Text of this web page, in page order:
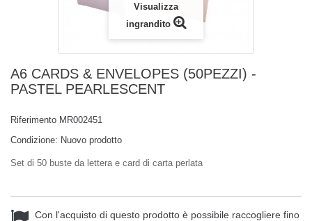
Visualizza
ingrandito
A6 CARDS & ENVELOPES (50PEZZI) -
PASTEL PEARLESCENT
Riferimento MR002451
Condizione: Nuovo prodotto
Set di 50 buste da lettera e card di carta perlata
Con l'acquisto di questo prodotto è possibile raccogliere fino